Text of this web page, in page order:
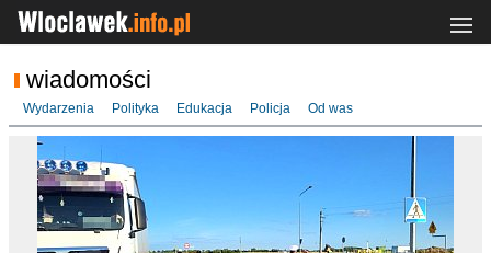
wiadomości
Wydarzenia Polityka Edukacja Policja Od was